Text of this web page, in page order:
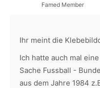
Famed Member
Ihr meint die
Ich hatte auch mal
Sache Fussball -
aus dem Jahre 1984